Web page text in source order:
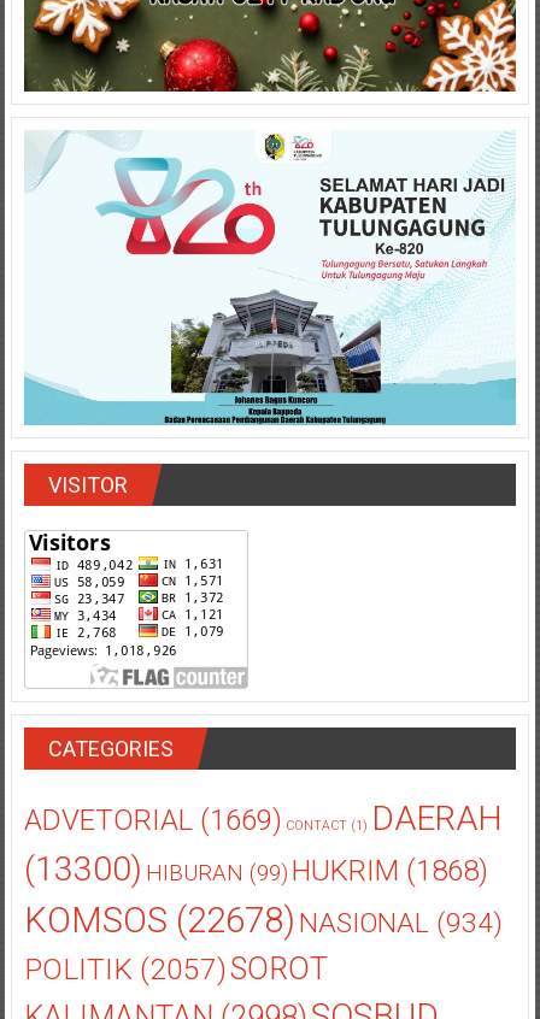
VISITOR
CATEGORIES
ADVETORIAL (1669)
(13300)
HIBURAN (99) (1868)
KOMSOS (22678)NASIONAL (934)
(2057) SOROT